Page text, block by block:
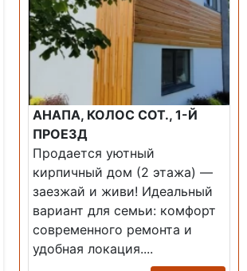
АНАПА, КОЛОС СОТ., 1-Й
ПРОЕЗД
Продается уютный
кирпичный дом (2 этажа) —
заезжай и живи! ​Идеальный
вариант для семьи: комфорт
современного ремонта и
удобная локация....